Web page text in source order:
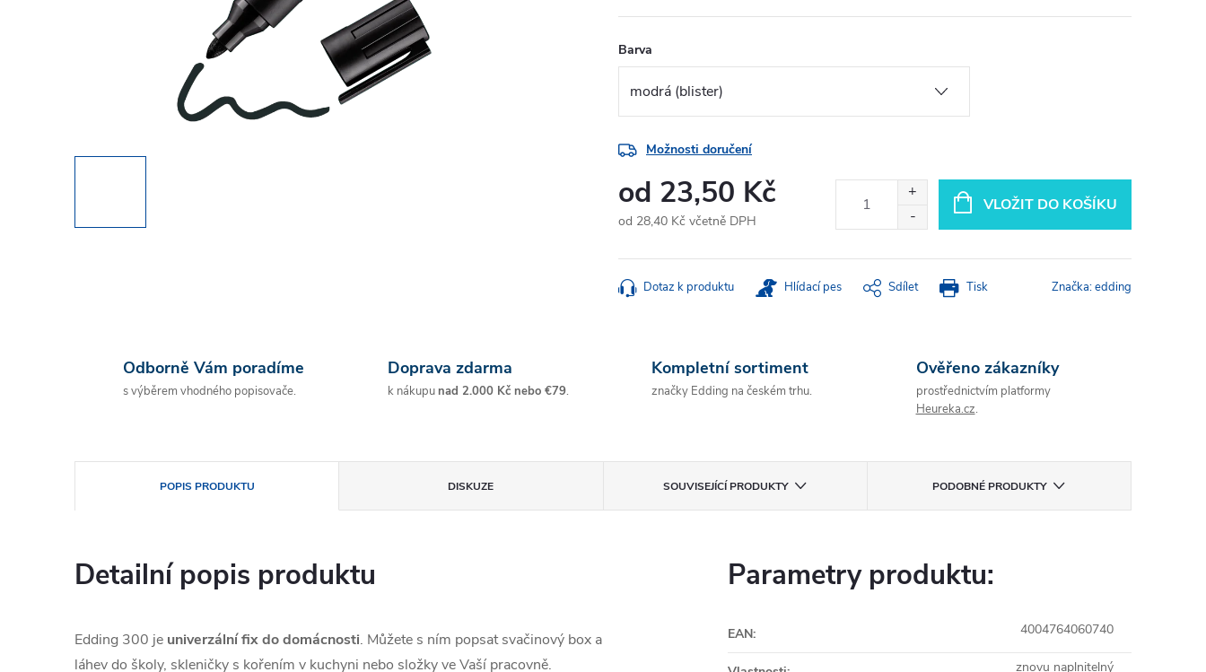
Barva
Možnosti doručení
od 23,50 Kč
od 28,40 Kč včetně DPH
cena:
VLOŽIT DO KOŠÍKU
Tisk
Dotaz k produktu Hlídací pes Sdílet Značka:edding
Odborně Vám poradíme
s výběrem vhodného popisovače.
Doprava zdarma
k nákupunad 2.000 Kč nebo €79.
Kompletní sortiment
značky Edding na českém trhu.
Ověřeno zákazníky
prostřednictvím platformy
Heureka.cz.
POPIS PRODUKTU DISKUZE SOUVISEJÍCÍ PRODUKTY PODOBNÉ PRODUKTY
Detailní popis produktu
Edding 300 je univerzální fix do domácnosti. Můžete s ním popsat svačinový box a
láhev do školy, skleničky s kořením v kuchyni nebo složky ve Vaší pracovně.
Parametry produktu:
EAN: 4004764060740
znovu naplnitelný